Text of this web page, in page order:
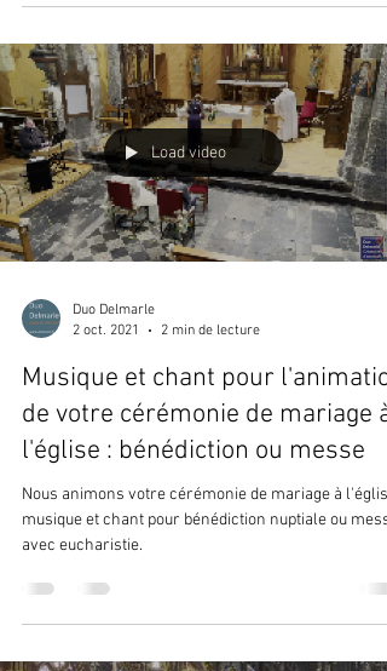
Load video
Duo Delmarle
2 oct. 2021
2 min de lecture
Musique et chant pour
de votre cérémonie de mariage à
l'église : bénédiction ou messe
Nous animons votre cérémonie de mariage à
musique et chant pour bénédiction nuptiale ou
avec eucharistie.